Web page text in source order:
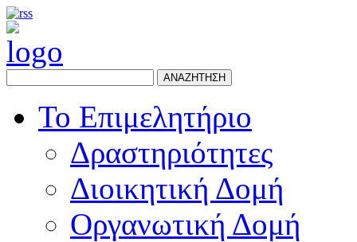
ΑΝΑΖΗΤΗΣΗ
Το Επιμελητήριο
Δραστηριότητες
Διοικητική Δομή
Οργανωτική Δομή